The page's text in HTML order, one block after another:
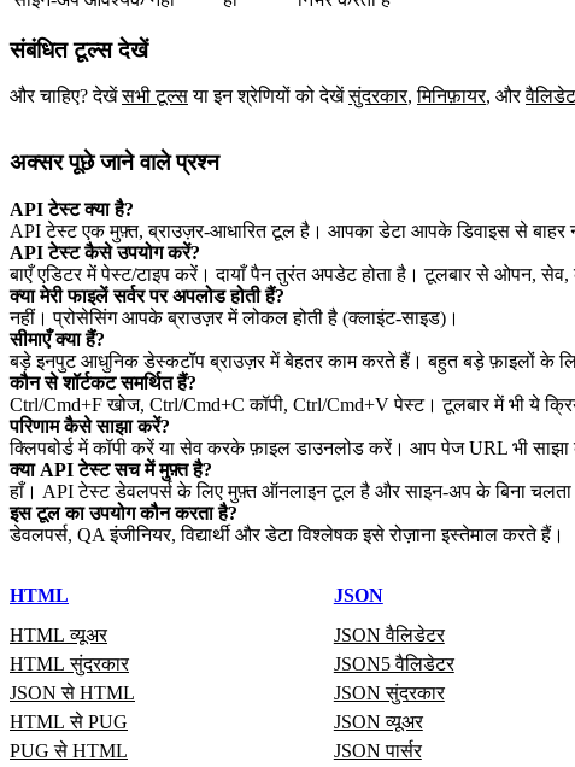
संबंधित टूल्स देखें
और चाहिए? देखें सभी टूल्स या इन श्रेणियों को देखें सुंदरकार,मिनिफ़ायर, और
अक्सर पूछे जाने वाले प्रश्न
API टेस्ट क्या है?
API टेस्ट एक मुफ़्त, ब्राउज़र‑आधारित टूल है। आपका डेटा आपके डिवाइस से बाहर
API टेस्ट कैसे उपयोग करें?
बाएँ एडिटर में पेस्ट/टाइप करें। दायाँ पैन तुरंत अपडेट होता है। टूलबार से ओपन,
क्या मेरी फाइलें सर्वर पर अपलोड होती हैं?
नहीं। प्रोसेसिंग आपके ब्राउज़र में लोकल होती है (क्लाइंट‑साइड)।
सीमाएँ क्या हैं?
बड़े इनपुट आधुनिक डेस्कटॉप ब्राउज़र में बेहतर काम करते हैं। बहुत बड़े फ़ाइलों के
कौन से शॉर्टकट समर्थित हैं?
Ctrl/Cmd+F खोज, Ctrl/Cmd+C कॉपी, Ctrl/Cmd+V पेस्ट। टूलबार में भी ये
परिणाम कैसे साझा करें?
क्लिपबोर्ड में कॉपी करें या सेव करके फ़ाइल डाउनलोड करें। आप पेज URL भी
क्या API टेस्ट सच में मुफ़्त है?
हाँ। API टेस्ट डेवलपर्स के लिए मुफ़्त ऑनलाइन टूल है और साइन‑अप के बिना चलता
इस टूल का उपयोग कौन करता है?
डेवलपर्स, QA इंजीनियर, विद्यार्थी और डेटा विश्लेषक इसे रोज़ाना इस्तेमाल करते हैं।
HTML
HTML व्यूअर
HTML सुंदरकार
JSON से HTML
HTML से PUG
PUG से HTML
JSON
JSON वैलिडेटर
JSON5 वैलिडेटर
JSON सुंदरकार
JSON व्यूअर
JSON पार्सर